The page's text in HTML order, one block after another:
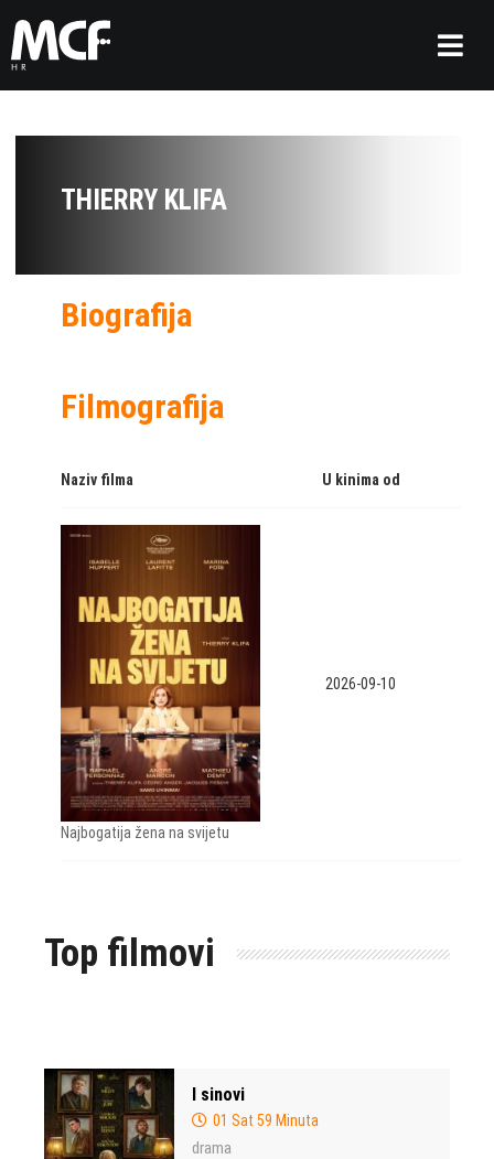
THIERRY KLIFA
Biografija
Filmografija
Naziv filma U kinima od
Najbogatija žena na svijetu
2026-09-10
Top filmovi
I sinovi
01 Sat 59 Minuta
drama